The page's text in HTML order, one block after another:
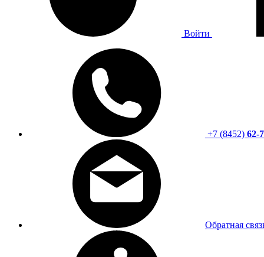
Войти
+7 (8452) 62-
Обратная